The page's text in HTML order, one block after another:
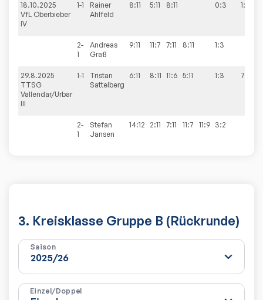
18.10.2025
VfL Oberbieber
IV
1-1
Rainer
Ahlfeld
8:11 5:11 8:11 0:3 1:9
2-
1
Andreas
Graß
9:11 11:7 7:11 8:11 1:3
29.8.2025
TTSG
Vallendar/Urbar
III
1-1
Tristan
Sattelberg
6:11 8:11 11:6 5:11 1:3 7:3
2-
1
Stefan
Jansen
14:12 2:11 7:11 11:7 11:9 3:2
3. Kreisklasse Gruppe B (Rückrunde)
Saison
Einzel/Doppel